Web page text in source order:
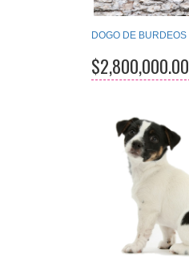
DOGO DE BURDEOS
$2,800,000.00